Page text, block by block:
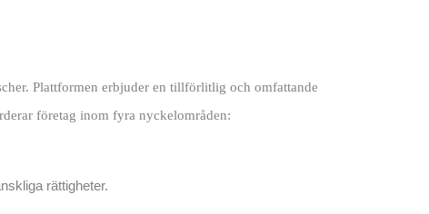
Plattformen erbjuder en tillförlitlig och omfattande
företag inom fyra nyckelområden:
rättigheter.